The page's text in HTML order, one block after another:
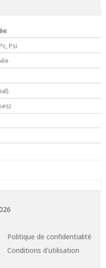
Psi
Politique de confidentialité
Conditions d'utilisation